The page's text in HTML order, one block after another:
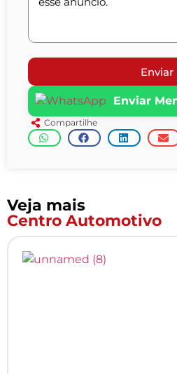
Enviar
Enviar
Compartilhe
Veja mais
Centro Automotivo